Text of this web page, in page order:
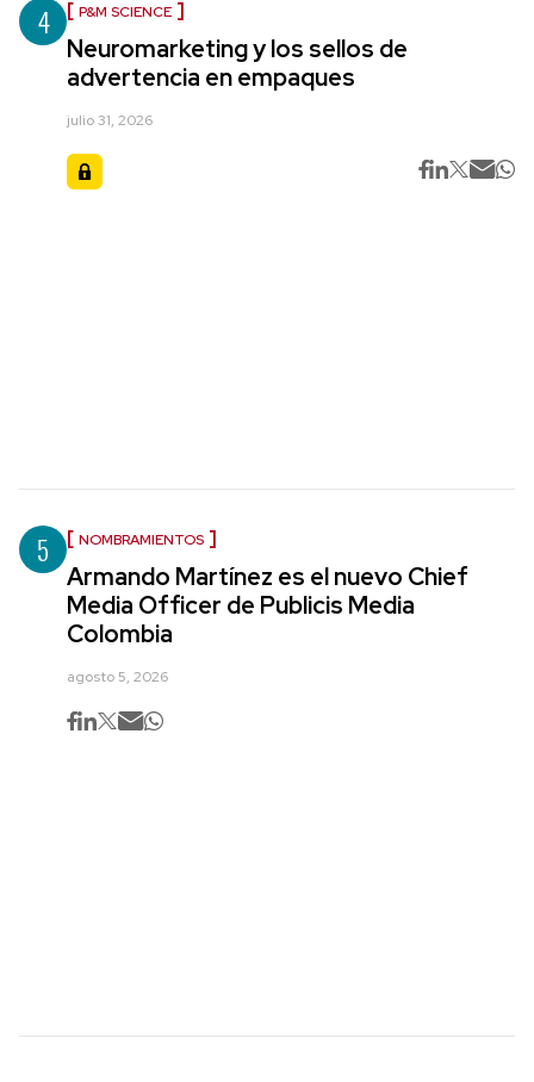
4 P&M SCIENCE
Neuromarketing y los sellos de
advertencia en empaques
julio 31, 2026
5 NOMBRAMIENTOS
Armando Martínez es el nuevo Chief
Media Officer de Publicis Media
Colombia
agosto 5, 2026